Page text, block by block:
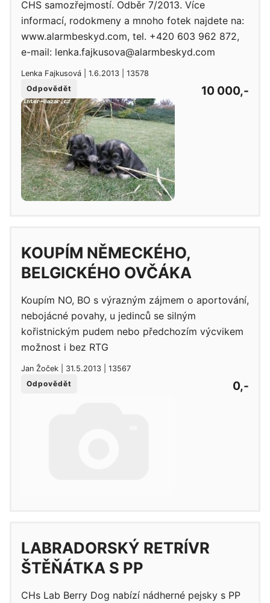
CHS samozřejmostí. Odběr 7/2013. Více
informací, rodokmeny a mnoho fotek najdete na:
www.alarmbeskyd.com, tel. +420 603 962 872,
e-mail: lenka.fajkusova@alarmbeskyd.com
Lenka Fajkusová | 1.6.2013 | 13578
Odpovědět
10 000,-
KOUPÍM NĚMECKÉHO,
BELGICKÉHO OVČÁKA
Koupím NO, BO s výrazným zájmem o aportování,
nebojácné povahy, u jedinců se silným
kořistnickým pudem nebo předchozím výcvikem
možnost i bez RTG
Jan Žoček | 31.5.2013 | 13567
Odpovědět
0,-
LABRADORSKÝ RETRÍVR
ŠTĚŇÁTKA S PP
CHs Lab Berry Dog nabízí nádherné pejsky s PP